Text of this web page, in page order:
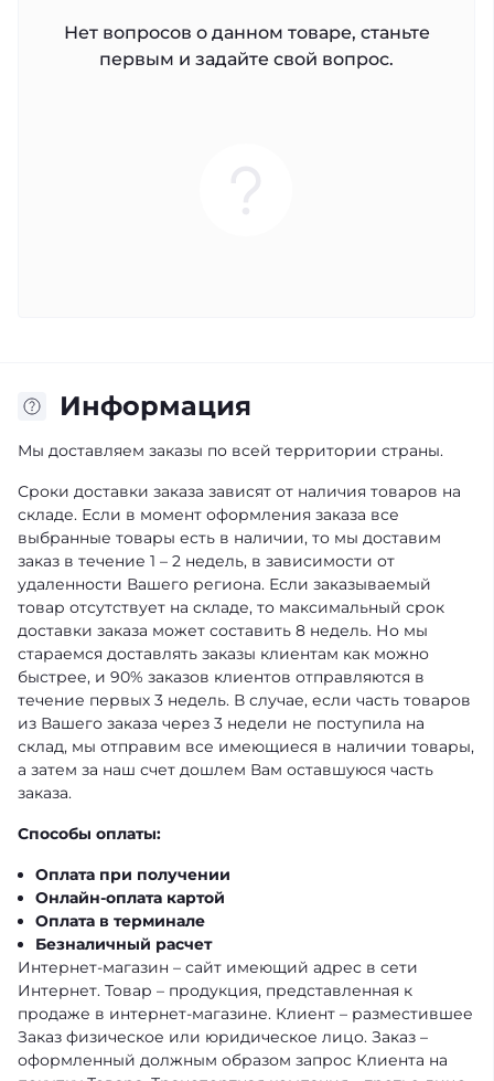
Нет вопросов о данном товаре, станьте
первым и задайте свой вопрос.
Информация
Мы доставляем заказы по всей территории страны.
Сроки доставки заказа зависят от наличия товаров на
складе. Если в момент оформления заказа все
выбранные товары есть в наличии, то мы доставим
заказ в течение 1 – 2 недель, в зависимости от
удаленности Вашего региона. Если заказываемый
товар отсутствует на складе, то максимальный срок
доставки заказа может составить 8 недель. Но мы
стараемся доставлять заказы клиентам как можно
быстрее, и 90% заказов клиентов отправляются в
течение первых 3 недель. В случае, если часть товаров
из Вашего заказа через 3 недели не поступила на
склад, мы отправим все имеющиеся в наличии товары,
а затем за наш счет дошлем Вам оставшуюся часть
заказа.
Способы оплаты:
Оплата при получении
Онлайн-оплата картой
Оплата в терминале
Безналичный расчет
Интернет-магазин – сайт имеющий адрес в сети
Интернет. Товар – продукция, представленная к
продаже в интернет-магазине. Клиент – разместившее
Заказ физическое или юридическое лицо. Заказ –
оформленный должным образом запрос Клиента на